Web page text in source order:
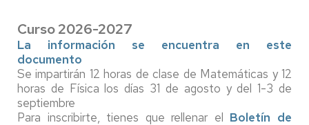
Curso 2026-2027
La información se encuentra en este
documento
Se impartirán 12 horas de clase de Matemáticas y 12
horas de Física los días 31 de agosto y del 1-3 de
septiembre
Para inscribirte, tienes que rellenar el Boletín de